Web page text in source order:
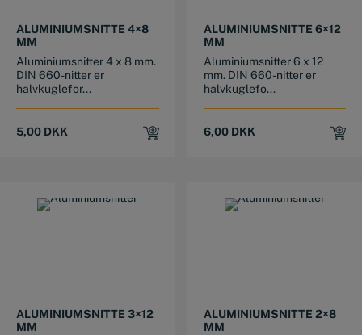
ALUMINIUMSNITTE 4×8
MM
Aluminiumsnitter 4 x 8 mm.
DIN 660-nitter er
halvkuglefor...
5,00 DKK
ALUMINIUMSNITTE 6×12
MM
Aluminiumsnitter 6 x 12
mm. DIN 660-nitter er
halvkuglefo...
6,00 DKK
ALUMINIUMSNITTE 3×12
MM
ALUMINIUMSNITTE 2×8
MM